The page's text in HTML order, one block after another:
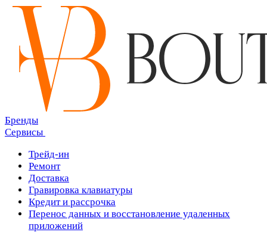
Бренды
Сервисы
Трейд-ин
Ремонт
Доставка
Гравировка клавиатуры
Кредит и рассрочка
Перенос данных и восстановление удаленных
приложений